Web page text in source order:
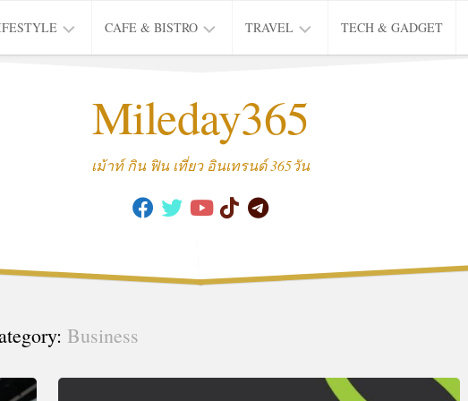
SERIES
CAFE & BISTRO
CAFE
TRAVEL
THAI
TRIP
TECH & GADGET
Mileday365
เม้าท์ กิน ฟิน เที่ยว อินเทรนด์ 365วัน
Business